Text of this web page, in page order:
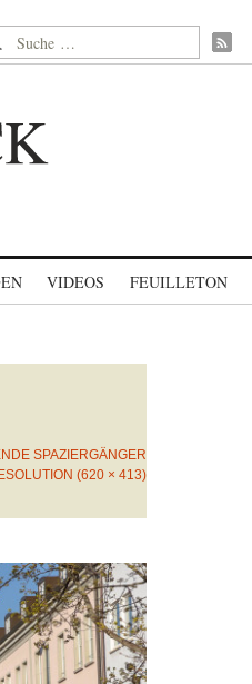
nach:
VIDEOS FEUILLETON
SPAZIERGÄNGER
(620 × 413)